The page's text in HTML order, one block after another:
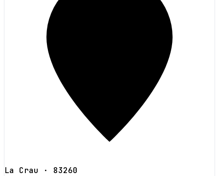
La Crau · 83260